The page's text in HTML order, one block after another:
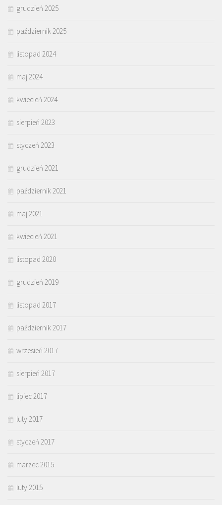
grudzień 2025
październik 2025
listopad 2024
maj 2024
kwiecień 2024
sierpień 2023
styczeń 2023
grudzień 2021
październik 2021
maj 2021
kwiecień 2021
listopad 2020
grudzień 2019
listopad 2017
październik 2017
wrzesień 2017
sierpień 2017
lipiec 2017
luty 2017
styczeń 2017
marzec 2015
luty 2015